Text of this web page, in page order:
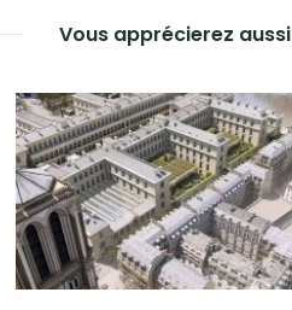
Vous apprécierez aussi